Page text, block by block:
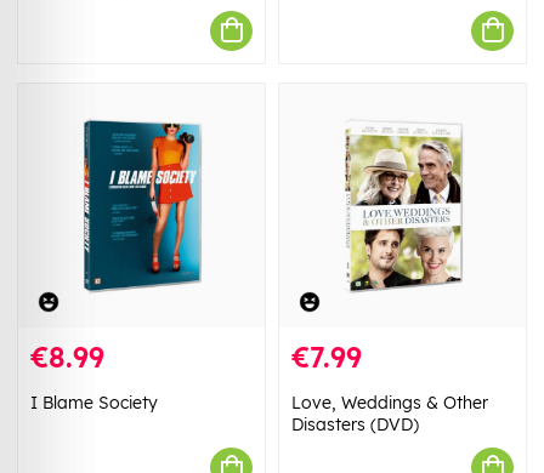
€8.99
I Blame Society
€7.99
Love, Weddings & Other
Disasters (DVD)